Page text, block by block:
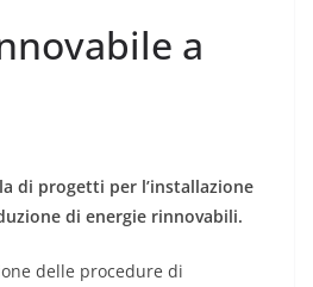
a
di progetti per l’installazione
di energie rinnovabili.
delle procedure di